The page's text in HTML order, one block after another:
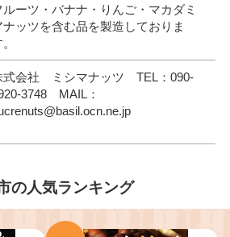
ルーツ・バナナ・りんご・マカダミ
ナッツを含む品を製造しておりま
式会社 ミシマナッツ TEL：090-
3748 MAIL：
の人気ランキング